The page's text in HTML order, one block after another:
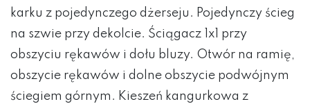
karku z pojedynczego dżerseju. Pojedynczy ścieg
na szwie przy dekolcie. Ściągacz 1x1 przy
obszyciu rękawów i dołu bluzy. Otwór na ramię,
obszycie rękawów i dolne obszycie podwójnym
ściegiem górnym. Kieszeń kangurkowa z